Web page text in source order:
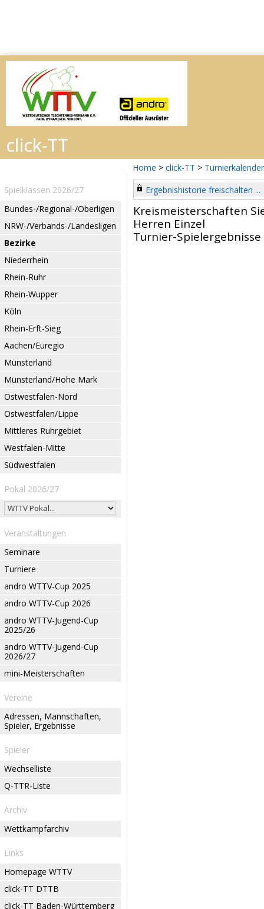
Home > click-TT > Turnierkalender
Spielklassen 2026/27
Bundes-/Regional-/Oberligen
NRW-/Verbands-/Landesligen
Bezirke
Niederrhein
Rhein-Ruhr
Rhein-Wupper
Köln
Rhein-Erft-Sieg
Aachen/Euregio
Münsterland
Münsterland/Hohe Mark
Ostwestfalen-Nord
Ostwestfalen/Lippe
Mittleres Ruhrgebiet
Westfalen-Mitte
Südwestfalen
Pokal 2026/27
Veranstaltungen
Seminare
Turniere
andro WTTV-Cup 2025
andro WTTV-Cup 2026
andro WTTV-Jugend-Cup
2025/26
andro WTTV-Jugend-Cup
2026/27
mini-Meisterschaften
Vereine
Adressen, Mannschaften,
Spieler, Ergebnisse
Spieler
Wechselliste
Q-TTR-Liste
Archiv
Wettkampfarchiv
Links
Homepage WTTV
click-TT DTTB
click-TT Baden-Württemberg
Ergebnishistorie freischalten ...
Kreismeisterschaften
Herren Einzel
Turnier-Spielergebnisse